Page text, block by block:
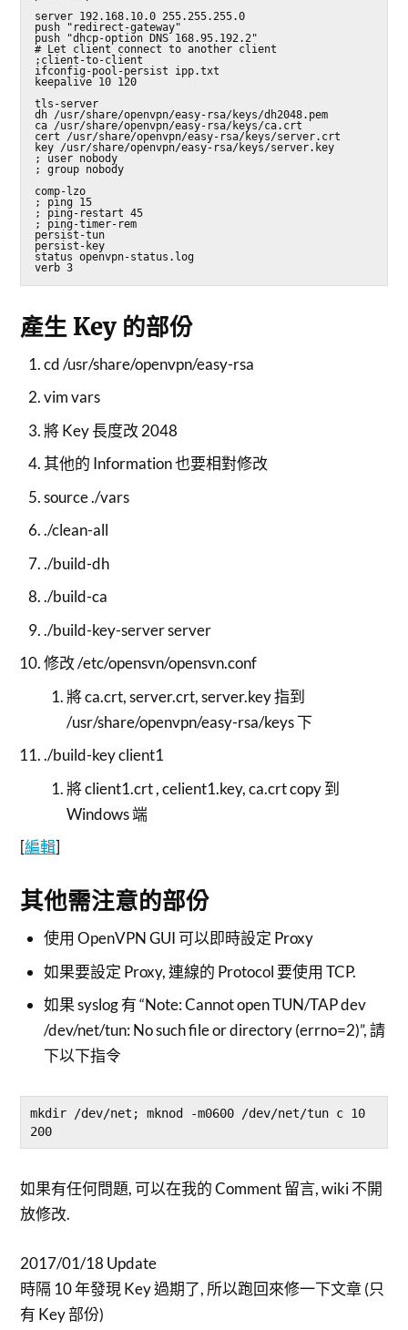
server 192.168.10.0 255.255.255.0
push "redirect-gateway"
push "dhcp-option DNS 168.95.192.2"
# Let client connect to another client
;client-to-client
ifconfig-pool-persist ipp.txt
keepalive 10 120
tls-server
dh /usr/share/openvpn/easy-rsa/keys/dh2048.pem
ca /usr/share/openvpn/easy-rsa/keys/ca.crt
cert /usr/share/openvpn/easy-rsa/keys/server.crt
key /usr/share/openvpn/easy-rsa/keys/server.key
; user nobody
; group nobody
comp-lzo
; ping 15
; ping-restart 45
; ping-timer-rem
persist-tun
persist-key
status openvpn-status.log
verb 3
產生 Key 的部份
cd /usr/share/openvpn/easy-rsa
vim vars
將 Key 長度改 2048
其他的 Information 也要相對修改
source ./vars
./clean-all
./build-dh
./build-ca
./build-key-server server
修改 /etc/opensvn/opensvn.conf
將 ca.crt, server.crt, server.key 指到
/usr/share/openvpn/easy-rsa/keys 下
./build-key client1
將 client1.crt , celient1.key, ca.crt copy 到
Windows 端
[編輯]
其他需注意的部份
使用 OpenVPN GUI 可以即時設定 Proxy
如果要設定 Proxy, 連線的 Protocol 要使用 TCP.
如果 syslog 有 “Note: Cannot open TUN/TAP dev
/dev/net/tun: No such file or directory (errno=2)”, 請
下以下指令
mkdir /dev/net; mknod -m0600 /dev/net/tun c 10
200
如果有任何問題, 可以在我的 Comment 留言, wiki 不開
放修改.
2017/01/18 Update
時隔 10 年發現 Key 過期了, 所以跑回來修一下文章 (只
有 Key 部份)